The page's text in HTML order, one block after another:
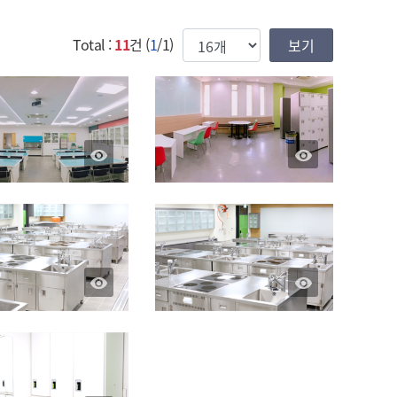
Total :11건 (1/1) 한번에 보여질 게시물 갯수
remove_red_eye remove_red_eye
remove_red_eye remove_red_eye